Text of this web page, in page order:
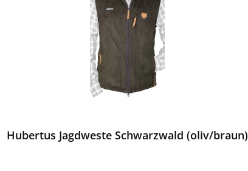
Hubertus Jagdweste Schwarzwald (oliv/braun)